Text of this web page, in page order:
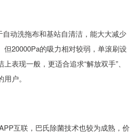
自动洗拖布和基站自清洁，能大大减少
但20000Pa的吸力相对较弱，单滚刷设
表现一般，更适合追求“解放双手”、
户。
互联，巴氏除菌技术也较为成熟，价